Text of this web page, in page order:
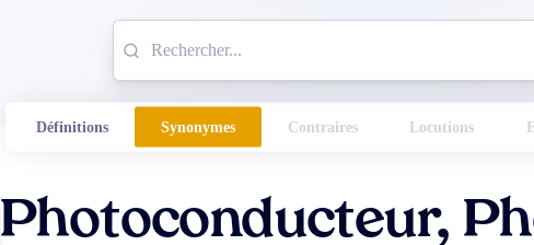
Définitions Synonymes Contraires Locutions
Photoconducteur,